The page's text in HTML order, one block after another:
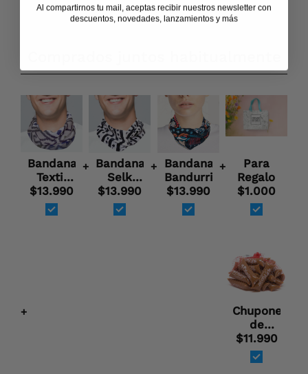
Bandana
Textil
Mapuche
$13.990
+
Bandana
Selk
´Nam
Blanco
$13.990
+
Bandana
Bandurrias
$13.990
+
Para
Regalo
$1.000
+
Chupones
de
Manjar
- Malla
(25
$11.990
Al compartirnos tu mail, aceptas recibir nuestros newsletter con
descuentos, novedades, lanzamientos y más